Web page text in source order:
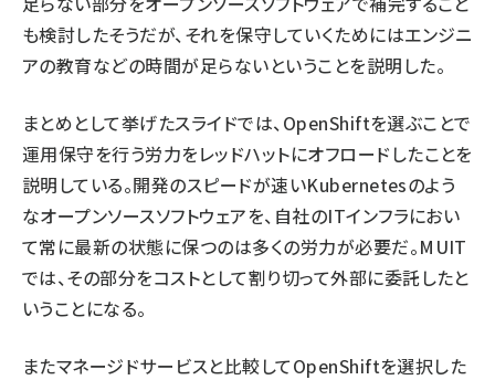
も検討したそうだが、それを保守していくためにはエンジニ
アの教育などの時間が足らないということを説明した。
まとめとして挙げたスライドでは、OpenShiftを選ぶことで
運用保守を行う労力をレッドハットにオフロードしたことを
説明している。開発のスピードが速いKubernetesのよう
なオープンソースソフトウェアを、自社のITインフラにおい
て常に最新の状態に保つのは多くの労力が必要だ。MUIT
では、その部分をコストとして割り切って外部に委託したと
いうことになる。
またマネージドサービスと比較してOpenShiftを選択した